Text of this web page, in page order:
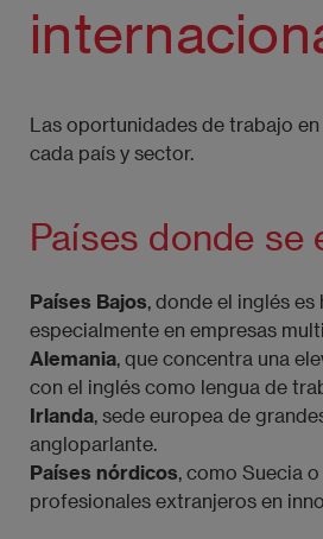
Las oportunidades de trabajo
cada país y sector.
Países donde se
Países Bajos, donde el inglés
especialmente en empresas
Alemania, que concentra una
con el inglés como lengua de
Irlanda, sede europea de
angloparlante.
Países nórdicos, como Suecia
profesionales extranjeros en